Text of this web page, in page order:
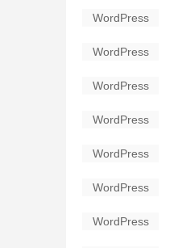
WordPress
WordPress
WordPress
WordPress
WordPress
WordPress
WordPress